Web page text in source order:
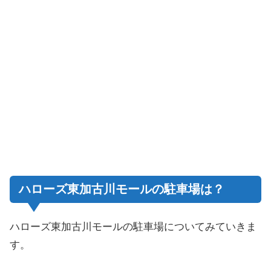
ハローズ東加古川モールの駐車場は？
ハローズ東加古川モールの駐車場についてみていきま
す。